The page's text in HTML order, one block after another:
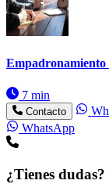
Empadronamiento
7 min
Contacto
WhatsApp
¿Tienes dudas?